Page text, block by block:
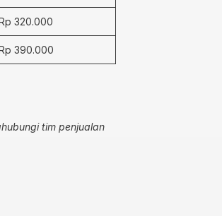
320.000
390.000
tim penjualan